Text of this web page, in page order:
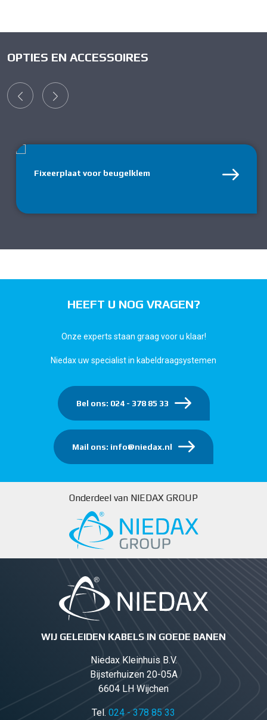
OPTIES EN ACCESSOIRES
Fixeerplaat voor beugelklem
HEEFT U NOG VRAGEN?
Onze experts staan graag voor u klaar!
Niedax uw specialist in kabeldraagsystemen
Bel ons: 024 - 378 85 33
Mail ons: info@niedax.nl
Onderdeel van NIEDAX GROUP
WIJ GELEIDEN KABELS IN GOEDE BANEN
Niedax Kleinhuis B.V.
Bijsterhuizen 20-05A
6604 LH Wijchen
Tel. 024 - 378 85 33